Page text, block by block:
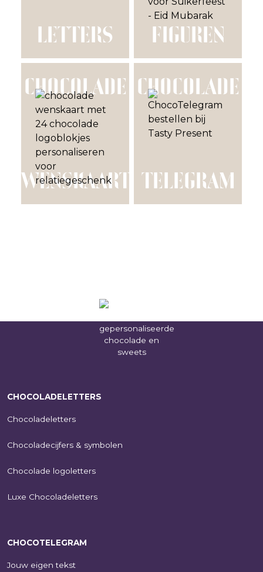
LETTERS
FIGUREN
CHOCOLADE
WENSKAART
CHOCOLADE
TELEGRAM
CHOCOLADELETTERS
Chocoladeletters
Chocoladecijfers & symbolen
Chocolade logoletters
Luxe Chocoladeletters
CHOCOTELEGRAM
Jouw eigen tekst